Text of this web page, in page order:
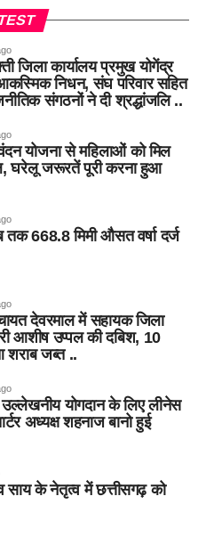
जिला कार्यालय प्रमुख योगेंद्र
निधन, संघ परिवार सहित
संगठनों ने दी श्रद्धांजलि ..
योजना से महिलाओं को मिल
घरेलू जरूरतें पूरी करना हुआ
668.8 मिमी औसत वर्षा दर्ज
देवरमाल में सहायक जिला
आशीष उप्पल की दबिश, 10
जब्त ..
योगदान के लिए लीनेस
अध्यक्ष शहनाज बानो हुई
साय के नेतृत्व में छत्तीसगढ़ को